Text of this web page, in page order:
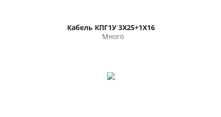
Кабель КПГ1У 3Х25+1Х16
Много